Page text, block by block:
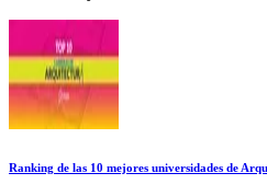
Ranking de las 10 mejores universidades de